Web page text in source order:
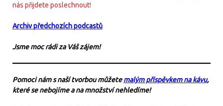
nás přijdete poslechnout!
Archiv předchozích podcastů
Jsme moc rádi za Váš zájem!
Pomoci nám s naší tvorbou můžetemalým příspěvkem na kávu,
které se nebojíme a na množství nehledíme!